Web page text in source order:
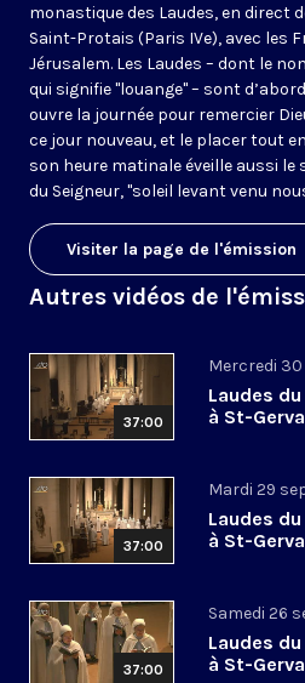
monastique des Laudes, en direct
Saint-Protais (Paris IVe), avec les
Jérusalem. Les Laudes – dont le
qui signifie "louange" – sont
ouvre la journée pour remercier
ce jour nouveau, et le placer tout
son heure matinale éveille aussi le
du Seigneur, "soleil levant venu
Visiter la page de l'émission
Autres vidéos de
37:00
Mercredi
Laudes
à St-
37:00
Mardi 29
Laudes
à St-
37:00
Samedi 26
Laudes
à St-